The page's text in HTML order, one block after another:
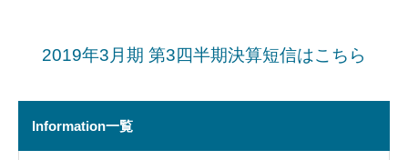
2019年3月期 第3四半期決算短信はこちら
Information一覧